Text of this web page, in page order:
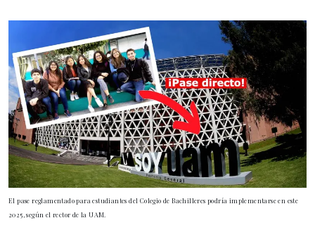
El pase reglamentado para estudiantes del Colegio de Bachilleres podría implementarse en este
2025, según el rector de la UAM.